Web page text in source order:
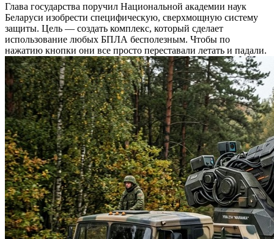
Глава государства поручил Национальной академии наук
Беларуси изобрести специфическую, сверхмощную систему
защиты. Цель — создать комплекс, который сделает
использование любых БПЛА бесполезным. Чтобы по
нажатию кнопки они все просто переставали летать и падали.